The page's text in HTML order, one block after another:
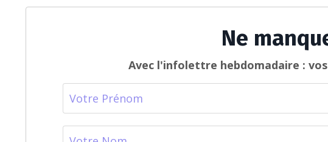
Ne
Avec l'infolettre hebdomadaire :